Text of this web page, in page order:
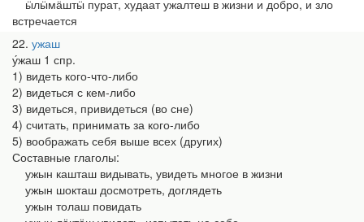
ӹлӹмӓштӹ пурат, худаат ужалтеш в жизни и добро, и зло
встречается
22 ужаш
у́жаш 1 спр.
1) видеть кого-что-либо
2) видеться с кем-либо
3) видеться, привидеться (во сне)
4) считать, принимать за кого-либо
5) воображать себя выше всех (других)
Составные глаголы:
ужын кашташ видывать, увидеть многое в жизни
ужын шокташ досмотреть, доглядеть
ужын толаш повидать